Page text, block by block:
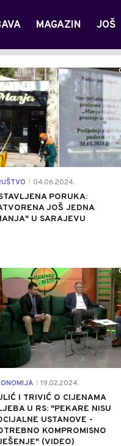
MAGAZIN JOŠ
04.06.2024.
PORUKA:
JOŠ JEDNA
U SARAJEVU
19.02.2024.
I TRIVIĆ O CIJENAMA
U RS: "PEKARE NISU
USTANOVE -
KOMPROMISNO
(VIDEO)